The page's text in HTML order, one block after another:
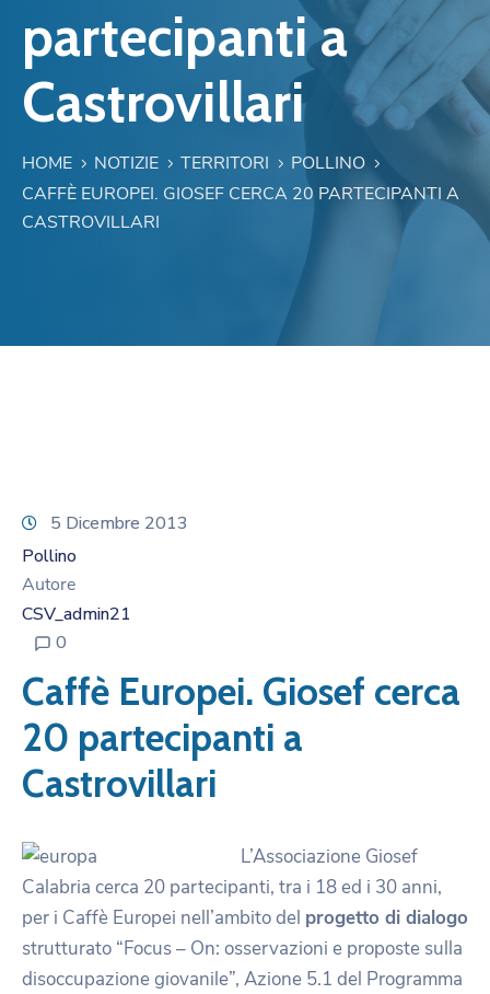
partecipanti a
Castrovillari
HOME NOTIZIE TERRITORI
POLLINO
CAFFÈ EUROPEI. GIOSEF CERCA 20 PARTECIPANTI A
CASTROVILLARI
5 Dicembre 2013
Pollino
Autore
CSV_admin21
0
Caffè Europei. Giosef cerca
20 partecipanti a
Castrovillari
L’Associazione Giosef
Calabria cerca 20 partecipanti, tra i 18 ed i 30 anni,
per i Caffè Europei nell’ambito del progetto di dialogo
strutturato “Focus – On: osservazioni e proposte sulla
disoccupazione giovanile”, Azione 5.1 del Programma